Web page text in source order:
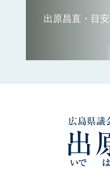
出原昌直・目